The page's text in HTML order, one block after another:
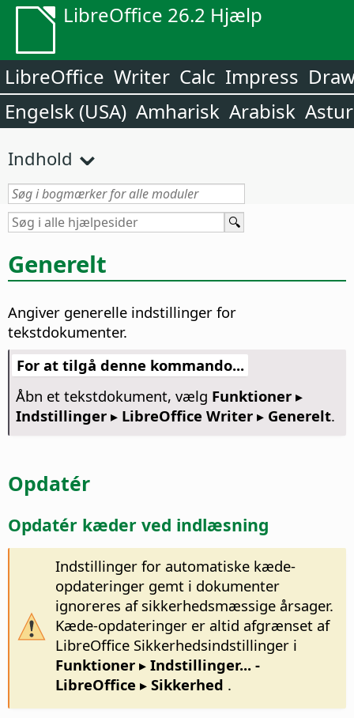
LibreOffice 26.2 Hjælp
LibreOffice Writer Calc Impress
Engelsk (USA) Amharisk Arabisk
Indhold
Generelt
Angiver generelle indstillinger for
tekstdokumenter.
For at tilgå denne kommando...
Åbn et tekstdokument, vælg Funktioner ▸
Indstillinger▸ LibreOffice Writer ▸ Generelt.
Opdatér
Opdatér kæder ved indlæsning
Indstillinger for automatiske kæde-
opdateringer gemt i dokumenter
ignoreres af sikkerhedsmæssige årsager.
Kæde-opdateringer er altid afgrænset af
LibreOffice Sikkerhedsindstillinger i
Funktioner ▸ Indstillinger... -
LibreOffice ▸ Sikkerhed .